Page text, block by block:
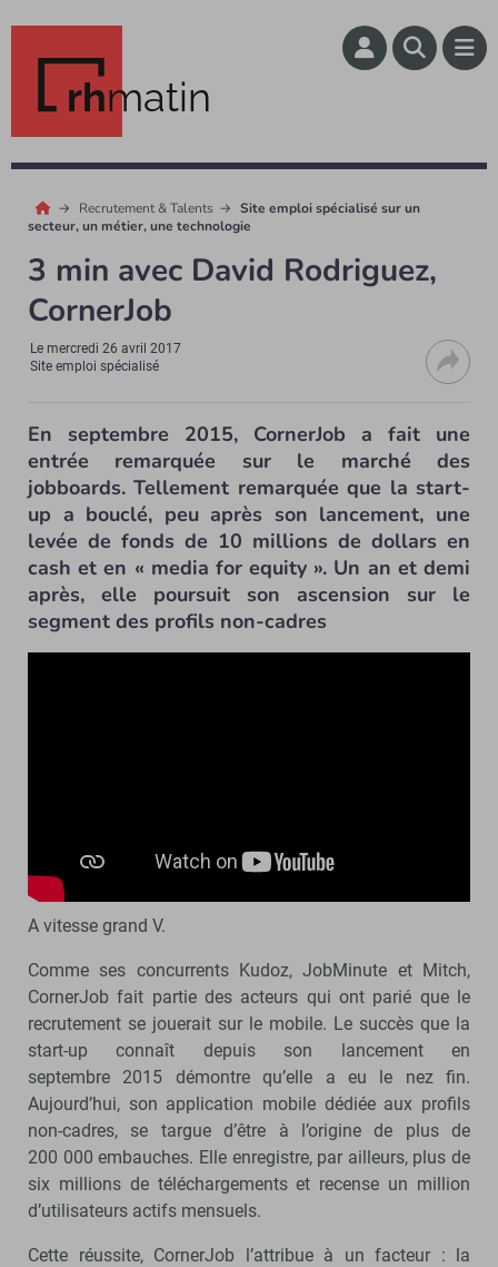
rhmatin
Recrutement & Talents
Site emploi spécialisé sur un
secteur, un métier, une technologie
3 min avec David Rodriguez,
CornerJob
Lemercredi 26 avril 2017
Site emploi spécialisé
En septembre 2015, CornerJob a fait une
entrée remarquée sur le marché des
jobboards. Tellement remarquée que la start-
up a bouclé, peu après son lancement, une
levée de fonds de 10 millions de dollars en
cash et en « media for equity ». Un an et demi
après, elle poursuit son ascension sur le
segment des profils non-cadres
A vitesse grand V.
Comme ses concurrents Kudoz, JobMinute et Mitch,
CornerJob fait partie des acteurs qui ont parié que le
recrutement se jouerait sur le mobile. Le succès que la
start-up connaît depuis son lancement en
septembre 2015 démontre qu’elle a eu le nez fin.
Aujourd’hui, son application mobile dédiée aux profils
non-cadres, se targue d’être à l’origine de plus de
200 000 embauches. Elle enregistre, par ailleurs, plus de
six millions de téléchargements et recense un million
d’utilisateurs actifs mensuels.
Cette réussite, CornerJob l’attribue à un facteur : la